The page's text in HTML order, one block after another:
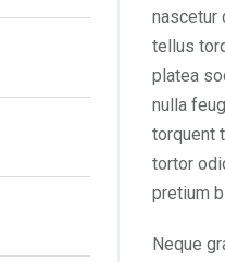
nascetur
tellus
platea
nulla
torquent
tortor
pretium
Neque